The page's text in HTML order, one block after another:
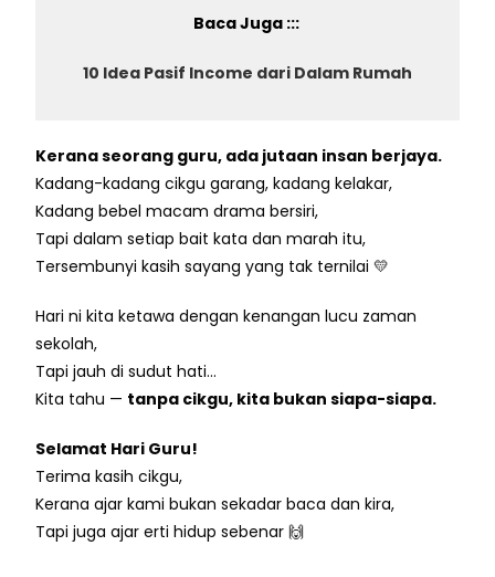
Baca Juga :::
10 Idea Pasif Income dari Dalam Rumah
Kerana seorang guru, ada jutaan insan berjaya.
Kadang-kadang cikgu garang, kadang kelakar,
Kadang bebel macam drama bersiri,
Tapi dalam setiap bait kata dan marah itu,
Tersembunyi kasih sayang yang tak ternilai 💛
Hari ni kita ketawa dengan kenangan lucu zaman
sekolah,
Tapi jauh di sudut hati…
Kita tahu — tanpa cikgu, kita bukan siapa-siapa.
Selamat Hari Guru!
Terima kasih cikgu,
Kerana ajar kami bukan sekadar baca dan kira,
Tapi juga ajar erti hidup sebenar 🙌